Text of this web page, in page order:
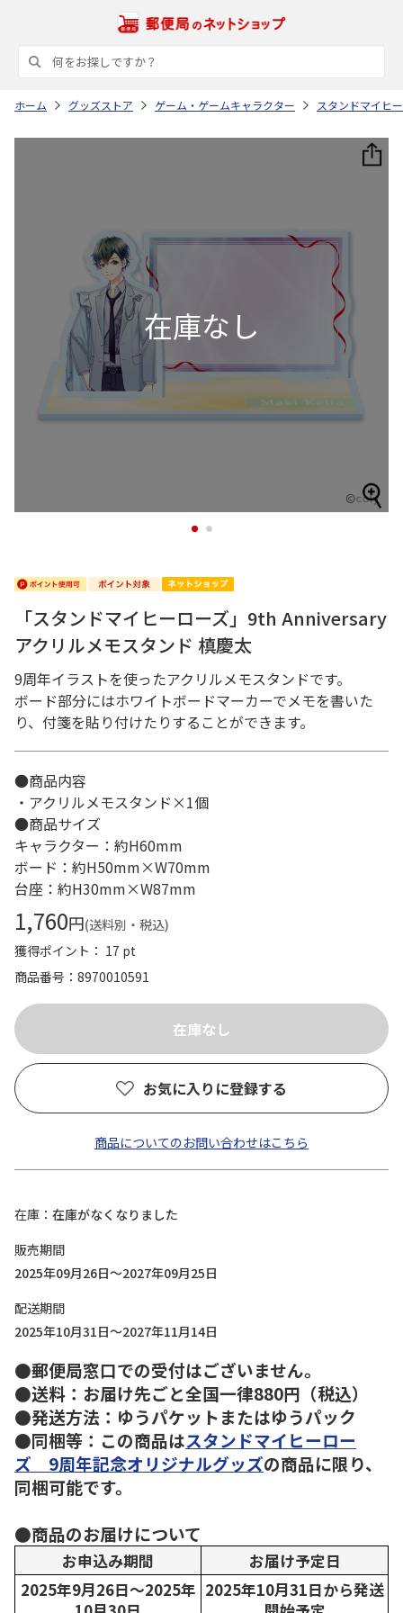
ホーム グッズストア ゲーム・ゲームキャラクター スタンドマイヒ
1 2
「スタンドマイヒーローズ」9th Anniversary
アクリルメモスタンド 槙慶太
9周年イラストを使ったアクリルメモスタンドです。
ボード部分にはホワイトボードマーカーでメモを書いた
り、付箋を貼り付けたりすることができます。
●商品内容
・アクリルメモスタンド×1個
●商品サイズ
キャラクター：約H60mm
ボード：約H50mm×W70mm
台座：約H30mm×W87mm
1,760円(送料別・税込)
獲得ポイント： 17 pt
商品番号
8970010591
お気に入りに登録する
商品についてのお問い合わせはこちら
在庫
在庫がなくなりました
販売期間
2025年09月26日～2027年09月25日
配送期間
2025年10月31日～2027年11月14日
●郵便局窓口での受付はございません。
●送料：お届け先ごと全国一律880円（税込）
●発送方法：ゆうパケットまたはゆうパック
●同梱等：この商品はスタンドマイヒーロー
ズ 9周年記念オリジナルグッズの商品に限り、
同梱可能です。
●商品のお届けについて
お申込み期間
お届け予定日
2025年9月26日～2025年 2025年10月31日から発送